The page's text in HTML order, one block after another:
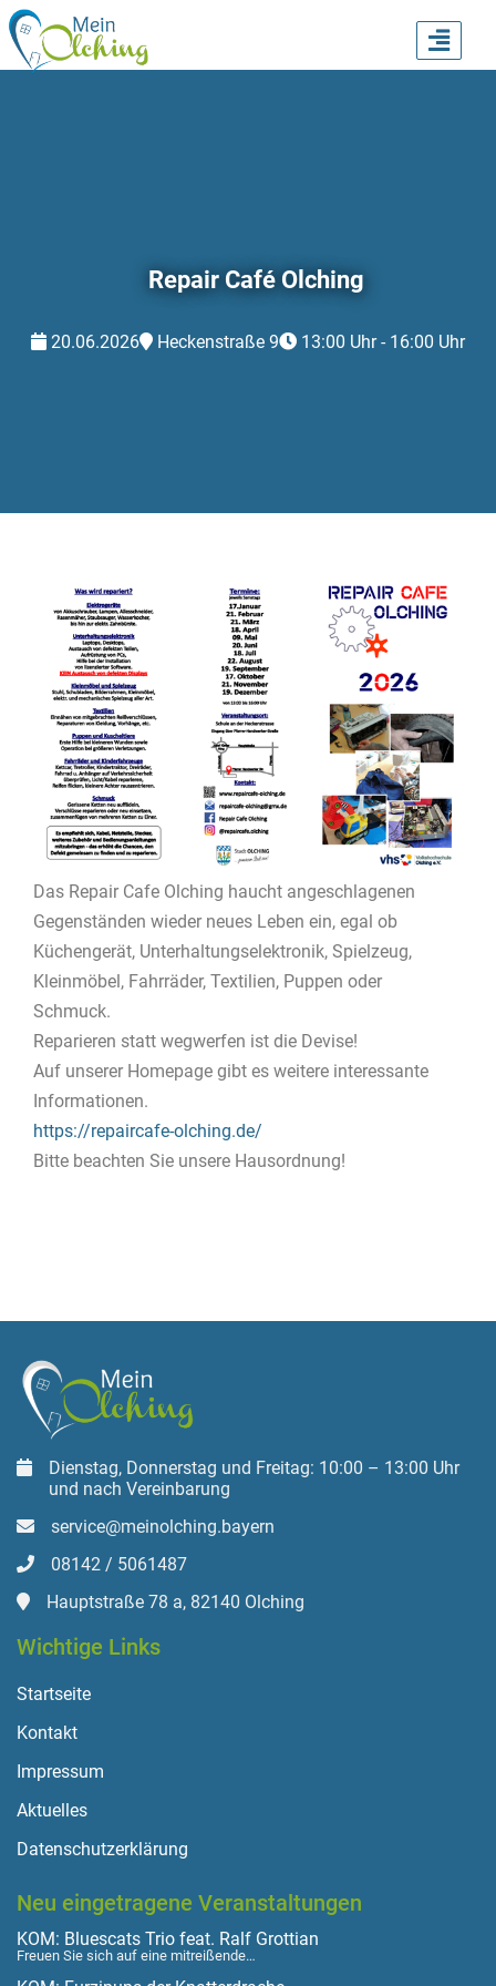
Repair Café Olching
20.06.2026 Heckenstraße 9 13:00 Uhr - 16:00 Uhr
Das Repair Cafe Olching haucht angeschlagenen
Gegenständen wieder neues Leben ein, egal ob
Küchengerät, Unterhaltungselektronik, Spielzeug,
Kleinmöbel, Fahrräder, Textilien, Puppen oder
Schmuck.
Reparieren statt wegwerfen ist die Devise!
Auf unserer Homepage gibt es weitere interessante
Informationen.
https://repaircafe-olching.de/
Bitte beachten Sie unsere Hausordnung!
Dienstag, Donnerstag und Freitag: 10:00 – 13:00 Uhr
und nach Vereinbarung
service@meinolching.bayern
08142 / 5061487
Hauptstraße 78 a, 82140 Olching
Wichtige Links
Startseite
Kontakt
Impressum
Aktuelles
Datenschutzerklärung
Neu eingetragene Veranstaltungen
KOM: Bluescats Trio feat. Ralf Grottian
Freuen Sie sich auf eine mitreißende…